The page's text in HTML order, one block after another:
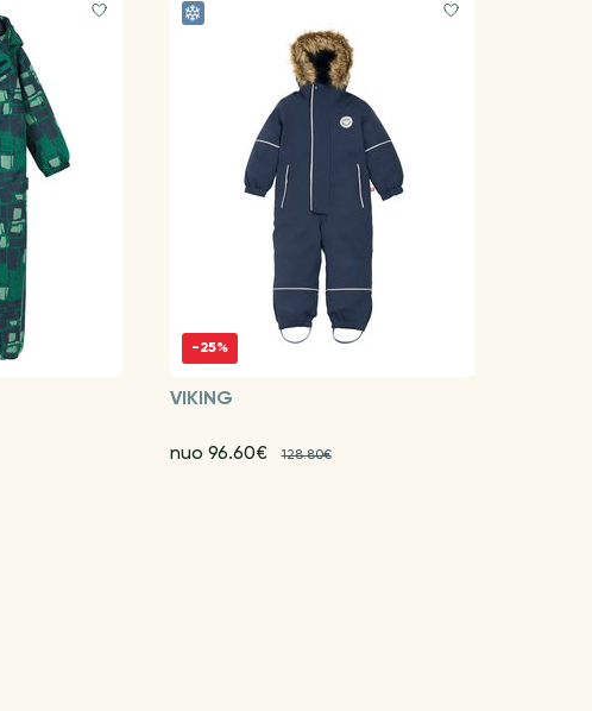
-25%
VIKING
nuo 96.60€ 128.80€